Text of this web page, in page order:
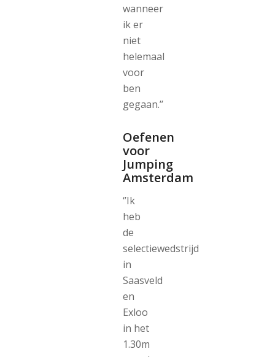
wanneer
ik er
niet
helemaal
voor
ben
gegaan.’’
Oefenen
voor
Jumping
Amsterdam
‘’Ik
heb
de
selectiewedstrijd
in
Saasveld
en
Exloo
in het
1.30m